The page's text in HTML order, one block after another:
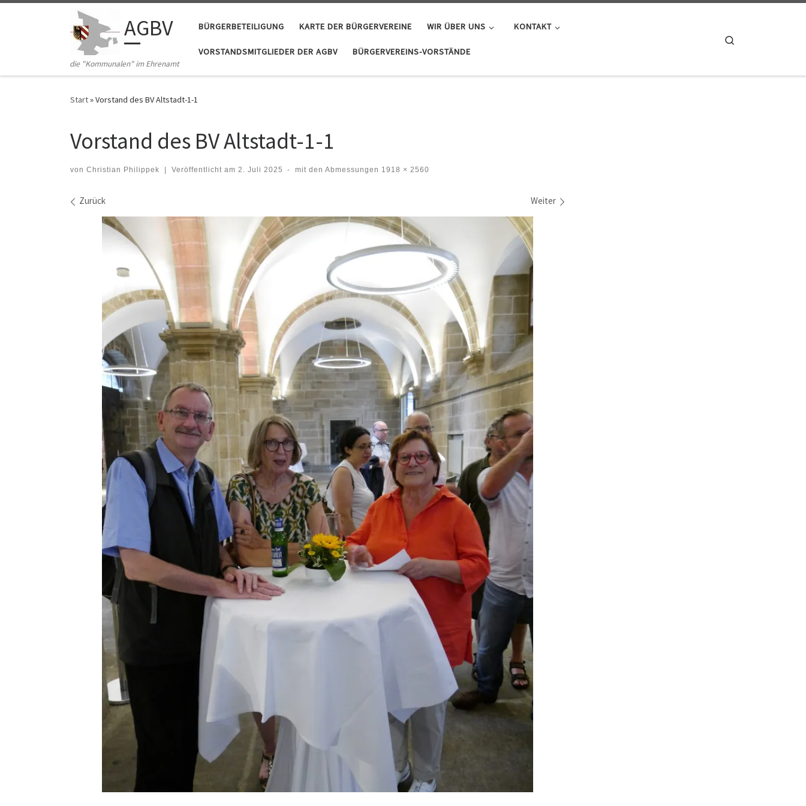
Zum Inhalt springen AGBV
die "Kommunalen" im Ehrenamt
BÜRGERBETEILIGUNG KARTE DER BÜRGERVEREINE WIR ÜBER UNS KONTAKT
VORSTANDSMITGLIEDER DER AGBV BÜRGERVEREINS-VORSTÄNDE
Start»Vorstand des BV Altstadt-1-1
Vorstand des BV Altstadt-1-1
von Christian Philippek Veröffentlicht am 2. Juli 2025 - mit den Abmessungen 1918 × 2560
Bilder Navigation
Zurück Weiter